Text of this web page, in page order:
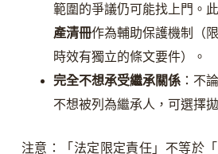
範圍的爭議仍可能找上門。
產清冊作為輔助保護機制（
時效有獨立的條文要件）。
完全不想承受繼承關係：不
不想被列為繼承人，可選擇拋
注意：「法定限定責任」不等於